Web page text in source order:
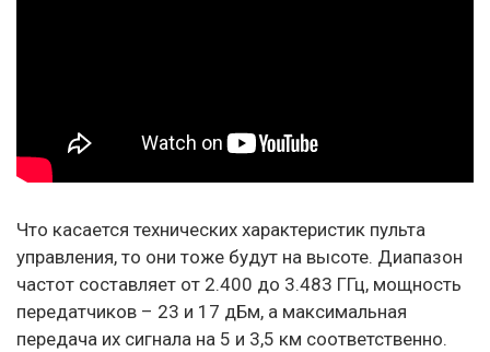
Что касается технических характеристик пульта
управления, то они тоже будут на высоте. Диапазон
частот составляет от 2.400 до 3.483 ГГц, мощность
передатчиков – 23 и 17 дБм, а максимальная
передача их сигнала на 5 и 3,5 км соответственно.